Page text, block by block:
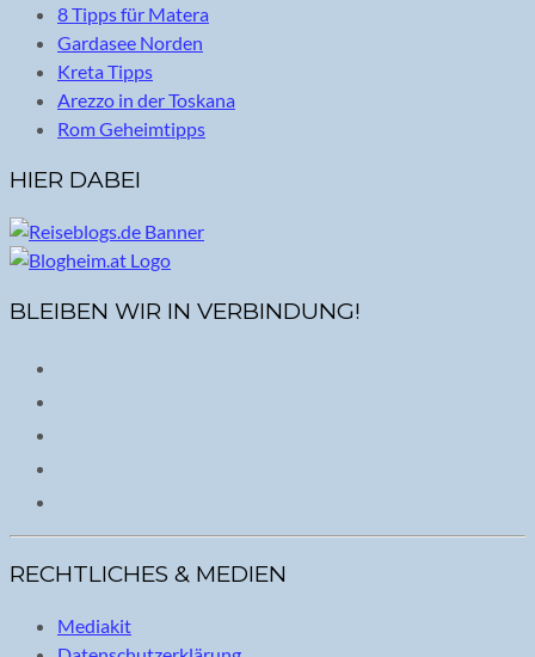
8 Tipps für Matera
Gardasee Norden
Kreta Tipps
Arezzo in der Toskana
Rom Geheimtipps
HIER DABEI
BLEIBEN WIR IN VERBINDUNG!
RECHTLICHES & MEDIEN
Mediakit